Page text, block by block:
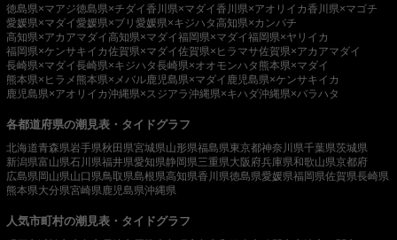
徳島県×マアジ徳島県×チダイ香川県×マダイ香川県×アオリイカ香川県×マゴチ
愛媛県×マダイ愛媛県×ブリ 愛媛県×キジハタ高知県×カンパチ
高知県×アカアマダイ高知県×マダイ福岡県×マダイ福岡県×ヤリイカ
福岡県×ケンサキイカ佐賀県×マダイ佐賀県×ヒラマサ佐賀県×アカアマダイ
長崎県×マダイ長崎県×キジハタ長崎県×オオモンハタ 熊本県×マダイ
熊本県×ヒラメ 熊本県×メバル鹿児島県×マダイ 鹿児島県×ケンサキイカ
鹿児島県×アオリイカ沖縄県×スジアラ沖縄県×キハダ沖縄県×バラハタ
各都道府県の潮見表・タイドグラフ
北海道青森県岩手県秋田県宮城県山形県福島県東京都神奈川県千葉県茨城県
新潟県富山県石川県福井県愛知県静岡県三重県大阪府兵庫県和歌山県京都府
広島県岡山県山口県鳥取県島根県高知県香川県徳島県愛媛県福岡県佐賀県長崎県
熊本県大分県宮崎県鹿児島県沖縄県
人気市町村の潮見表・タイドグラフ